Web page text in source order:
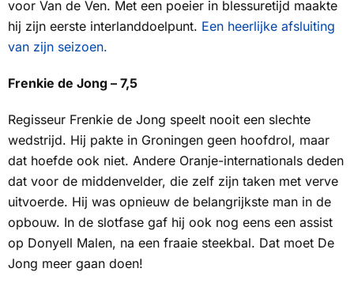
voor Van de Ven. Met een poeier in blessuretijd maakte
hij zijn eerste interlanddoelpunt. Een heerlijke afsluiting
van zijn seizoen.
Frenkie de Jong – 7,5
Regisseur Frenkie de Jong speelt nooit een slechte
wedstrijd. Hij pakte in Groningen geen hoofdrol, maar
dat hoefde ook niet. Andere Oranje-internationals deden
dat voor de middenvelder, die zelf zijn taken met verve
uitvoerde. Hij was opnieuw de belangrijkste man in de
opbouw. In de slotfase gaf hij ook nog eens een assist
op Donyell Malen, na een fraaie steekbal. Dat moet De
Jong meer gaan doen!